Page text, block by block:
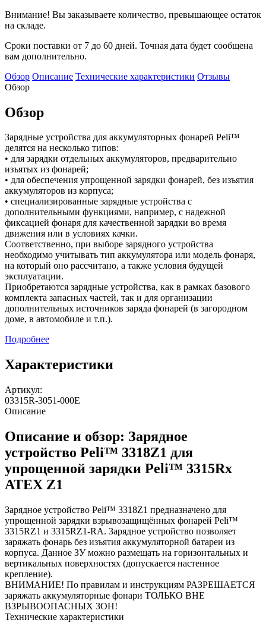
Внимание! Вы заказываете количество, превышающее остаток
на складе.
Сроки поставки от 7 до 60 дней. Точная дата будет сообщена
вам дополнительно.
Обзор Описание Технические характеристики Отзывы
Обзор
Обзор
Зарядные устройства для аккумуляторных фонарей Peli™
делятся на несколько типов:
• для зарядки отдельных аккумуляторов, предварительно
изъятых из фонарей;
• для обеспечения упрощенной зарядки фонарей, без изъятия
аккумуляторов из корпуса;
• специализированные зарядные устройства с
дополнительными функциями, например, с надежной
фиксацией фонаря для качественной зарядки во время
движения или в условиях качки.
Соответственно, при выборе зарядного устройства
необходимо учитывать тип аккумулятора или модель фонаря,
на который оно рассчитано, а также условия будущей
эксплуатации.
Приобретаются зарядные устройства, как в рамках базового
комплекта запасных частей, так и для организации
дополнительных источников заряда фонарей (в загородном
доме, в автомобиле и т.п.).
Подробнее
Характеристики
Артикул:
03315R-3051-000E
Описание
Описание и обзор: Зарядное
устройство Peli™ 3318Z1 для
упрощенной зарядки Peli™ 3315Rx
ATEX Z1
Зарядное устройство Peli™ 3318Z1 предназначено для
упрощенной зарядки взрывозащищённых фонарей Peli™
3315RZ1 и 3315RZ1-RA. Зарядное устройство позволяет
заряжать фонарь без изъятия аккумуляторной батареи из
корпуса. Данное ЗУ можно размещать на горизонтальных и
вертикальных поверхностях (допускается настенное
крепление).
ВНИМАНИЕ! По правилам и инструкциям РАЗРЕШАЕТСЯ
заряжать аккумуляторные фонари ТОЛЬКО ВНЕ
ВЗРЫВООПАСНЫХ ЗОН!
Технические характеристики